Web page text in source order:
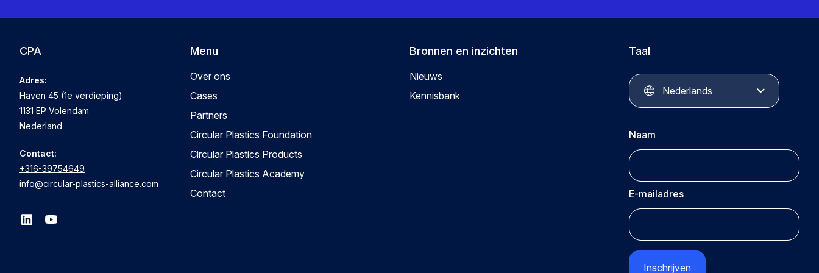
CPA
Adres:
Haven 45 (1e verdieping)
1131 EP Volendam
Nederland
Contact:
+316-39754649
info@circular-plastics-alliance.com
Menu
Over ons
Cases
Partners
Circular Plastics Foundation
Circular Plastics Products
Circular Plastics Academy
Contact
Bronnen en inzichten
Nieuws
Kennisbank
Taal
Nederlands
Naam
E-mailadres
CAPTCHA